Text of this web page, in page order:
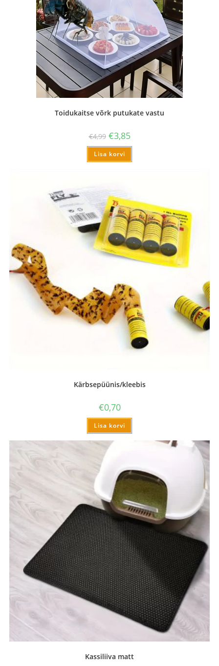
Toidukaitse võrk putukate vastu
€4,99 €3,85
Lisa korvi
Kärbsepüünis/kleebis
€0,70
Lisa korvi
Kassiliiva matt